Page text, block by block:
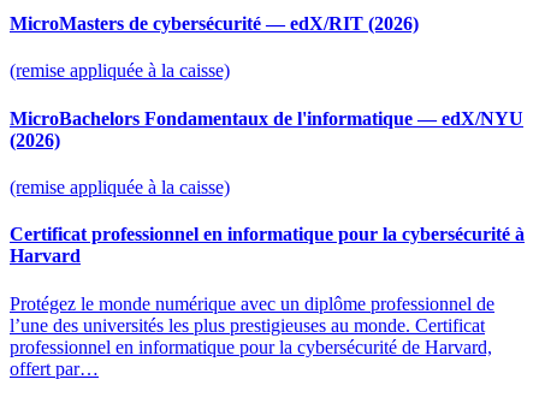
MicroMasters de cybersécurité — edX/RIT (2026)
(remise appliquée à la caisse)
MicroBachelors Fondamentaux de l'informatique — edX/NYU
(2026)
(remise appliquée à la caisse)
Certificat professionnel en informatique pour la cybersécurité à
Harvard
Protégez le monde numérique avec un diplôme professionnel de
l’une des universités les plus prestigieuses au monde. Certificat
professionnel en informatique pour la cybersécurité de Harvard,
offert par…